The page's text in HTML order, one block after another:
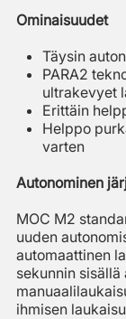
Ominaisuudet
Täysin
PARA2
ultrakevyet
Erittäin
Helppo
varten
Autonominen
MOC M2
uuden
automaattinen
sekunnin sisällä
ihmisen